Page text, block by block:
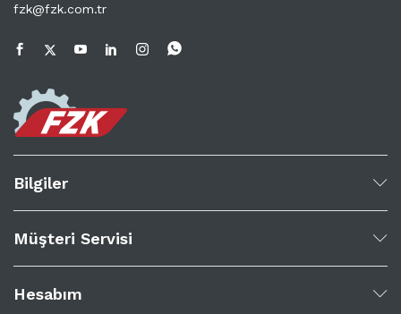
fzk@fzk.com.tr
Bilgiler
Müşteri Servisi
Hesabım